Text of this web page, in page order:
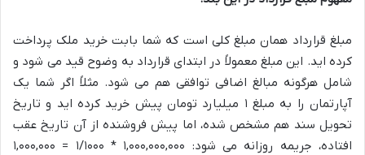
مبلغ قرارداد همان مبلغ کلی است که شما بابت خرید ملک پرداخت
کرده اید. این مبلغ معمولاً در ابتدای قرارداد به وضوح قید می شود و
شامل هرگونه مبالغ اضافی توافقی هم می شود. مثلاً اگر شما یک
آپارتمان را به مبلغ ۱ میلیارد تومان پیش خرید کرده اید و تاریخ
تحویل سند هم مشخص شده، اما پیش فروشنده از آن تاریخ عقب
افتاده، جریمه روزانه می شود: ۱,۰۰۰,۰۰۰,۰۰۰ * ۱/۱۰۰۰ = ۱,۰۰۰,۰۰۰